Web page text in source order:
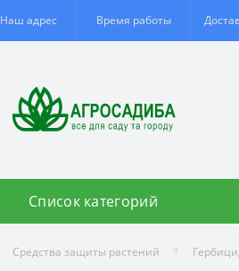
Наш адрес Время работы
Список категорий
Средства защиты растений